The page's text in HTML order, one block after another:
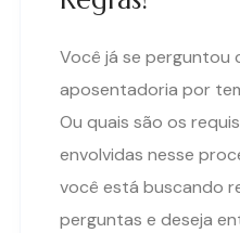
Você já se perguntou
aposentadoria por
Ou quais são os
envolvidas nesse
você está buscando
perguntas e deseja